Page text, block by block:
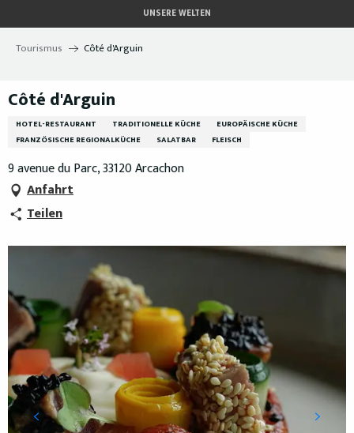
au
contenu
UNSERE WELTEN
Tourismus Côté d'Arguin
Côté d'Arguin
HOTEL-RESTAURANT TRADITIONELLE KÜCHE
EUROPÄISCHE KÜCHE
FRANZÖSISCHE REGIONALKÜCHE
SALATBAR FLEISCH
9 avenue du Parc, 33120 Arcachon
Anfahrt
Teilen